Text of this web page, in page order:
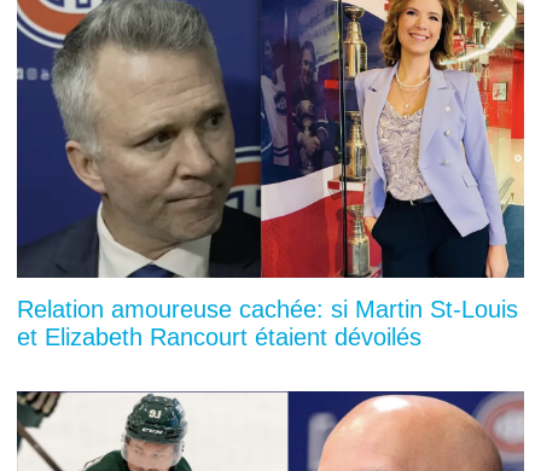
Relation amoureuse cachée: si Martin St-Louis
et Elizabeth Rancourt étaient dévoilés